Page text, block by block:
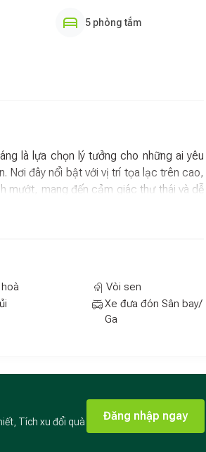
5 phòng tắm
là lựa chọn lý tưởng cho những ai yêu
Nơi đây nổi bật với vị trí tọa lạc trên cao,
mướt, mang đến cảm giác thư thái và dễ
trong lành và khung cảnh yên bình hiếm
lại, nghỉ ngơi và nạp đầy năng lượng
Vòi sen
Xe đưa đón Sân bay/
Ga
Tích xu đổi quà
Đăng nhập ngay